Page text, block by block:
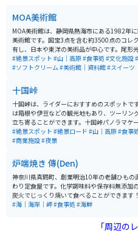
MOA美術館
MOA美術館は、静岡県熱海市にある1982年
美術館です。国宝3点を含む約3500点のコレ
有し、日本や東洋の美術品が中心です。尾形
白梅図屏風」や野々村仁清の茶器などが展示
す。美術館内には、能楽堂や茶室もあり、伝統
の海を一望でき、景色も楽しむことができます
レストランでは地元の食材を使用した料理が楽
す。アクセスも良好で、熱海駅から車で約10
あります。
#絶景スポット #山｜高原#食事処 #文化施設
#ソフトクリーム#美術館｜資料館#スイーツ
十国峠
十国峠は、ライダーにおすすめのスポットで
は箱根や伊豆などの観光地もあり、ツーリン
立ち寄ることができます。十国峠パノラマケ
を利用することで、景色を楽しみながら山頂
ともできます。山頂からは360度の大パノラマ
ます。
#絶景スポット #絶景ロード #山｜高原#食事
#商業施設#夜景
炉端焼き 傳(Den)
神奈川県真鶴町、創業明治10年の老舗ひもの
わり定食屋です。化学調味料や保存料無添加
炭火でじっくり焼いて食べることができます！
#海｜海岸｜岬#食事処 #海鮮
「周辺の